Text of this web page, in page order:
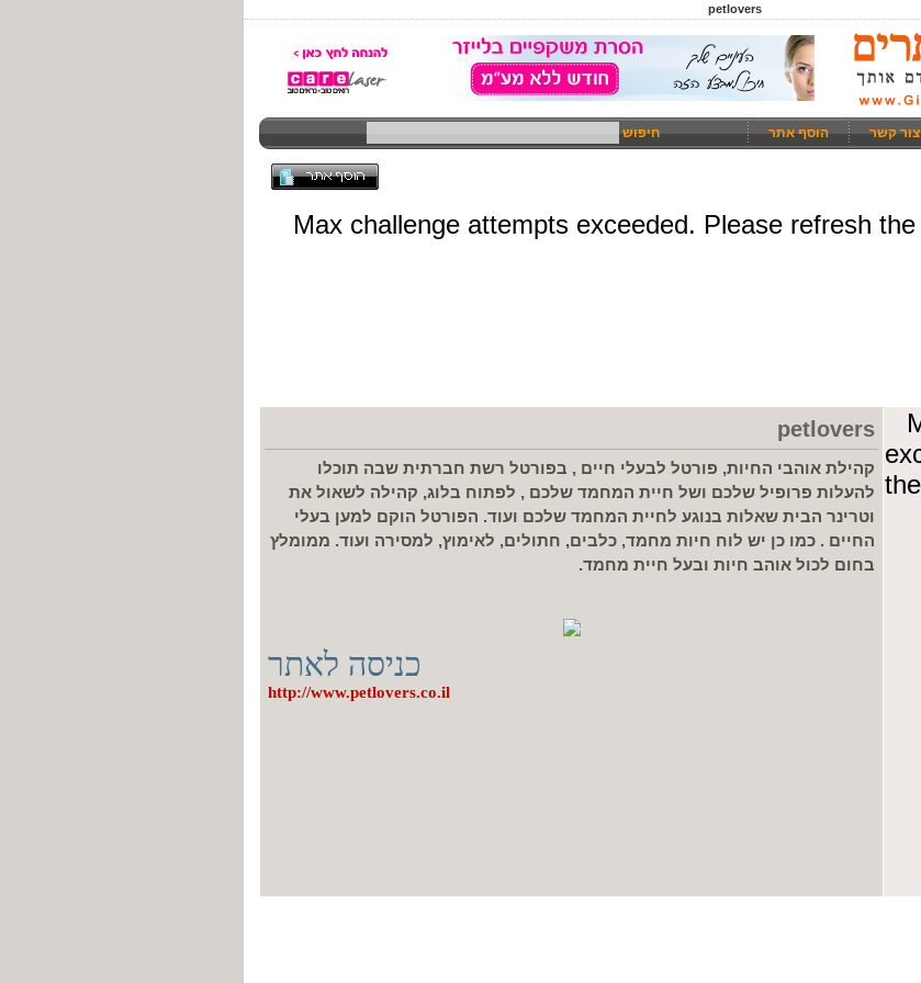
petlovers
צור קשר הוסף אתר חיפוש
petlovers
קהילת אוהבי החיות, פורטל לבעלי חיים , בפורטל רשת חברתית שבה תוכלו
להעלות פרופיל שלכם ושל חיית המחמד שלכם , לפתוח בלוג, קהילה לשאול את
וטרינר הבית שאלות בנוגע לחיית המחמד שלכם ועוד. הפורטל הוקם למען בעלי
החיים . כמו כן יש לוח חיות מחמד, כלבים, חתולים, לאימוץ, למסירה ועוד. ממומלץ
בחום לכול אוהב חיות ובעל חיית מחמד.
כניסה לאתר
http://www.petlovers.co.il